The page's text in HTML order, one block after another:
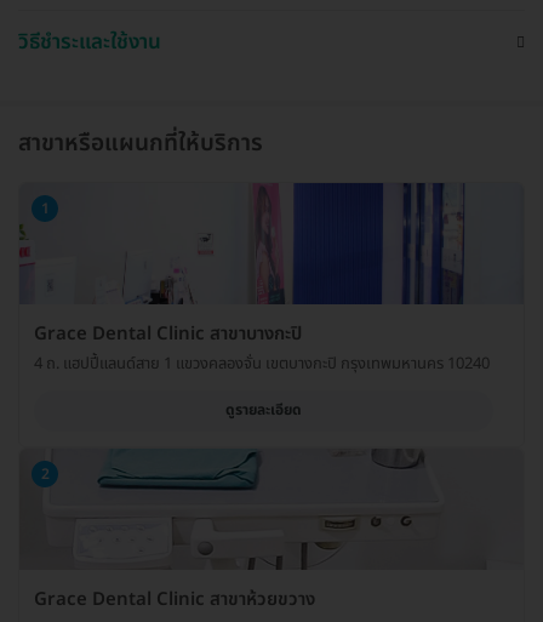
วิธีชำระและใช้งาน
สาขาหรือแผนกที่ให้บริการ
1
Grace Dental Clinic สาขาบางกะปิ
4 ถ. แฮปปี้แลนด์สาย 1 แขวงคลองจั่น เขตบางกะปิ กรุงเทพมหานคร 10240
ดูรายละเอียด
2
Grace Dental Clinic สาขาห้วยขวาง